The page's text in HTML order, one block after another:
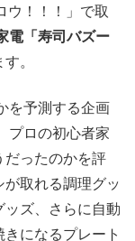
ウ！！！」で取
電「寿司バズー
。
を予測する企画
プロの初心者家
だったのかを評
取れる調理グッ
ッズ、さらに自動
になるプレート